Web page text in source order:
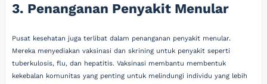
3. Penanganan Penyakit Menular
Pusat kesehatan juga terlibat dalam penanganan penyakit menular.
Mereka menyediakan vaksinasi dan skrining untuk penyakit seperti
tuberkulosis, flu, dan hepatitis. Vaksinasi membantu membentuk
kekebalan komunitas yang penting untuk melindungi individu yang lebih